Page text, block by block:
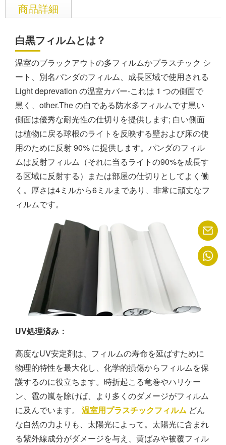
商品詳細
白黒フィルムとは？
温室のブラックアウトの多フィルムかプラスチック シ
ート、別名パンダのフィルム、成長区域で使用される
Light deprevation の温室カバー-これは 1 つの側面で
黒く、other.The の白である防水多フィルムです黒い
側面は優秀な耐光性の仕切りを提供します; 白い側面
は植物に戻る球根のライトを反映する壁および床の使
用のために反射 90% に提供します。パンダのフィル
ムは反射フィルム（それに当るライトの90%を成長す
る区域に反射する）または部屋の仕切りとしてよく働
く。厚さは4ミルから6ミルまであり、非常に頑丈なフ
ィルムです。
UV処理済み：
高度なUV安定剤は、フィルムの寿命を延ばすために
物理的特性を最大化し、化学的損傷からフィルムを保
護するのに役立ちます。時折起こる竜巻やハリケー
ン、雹の嵐を除けば、より多くのダメージがフィルム
に及んでいます。 温室用プラスチックフィルム どん
な自然の力よりも、太陽光によって。太陽光に含まれ
る紫外線成分がダメージを与え、黄ばみや被覆フィル